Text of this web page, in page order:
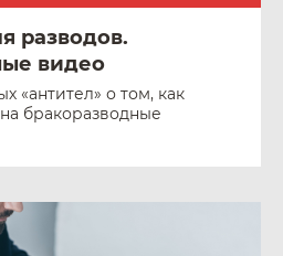
разводов.
видео
«антител» о том, как
бракоразводные